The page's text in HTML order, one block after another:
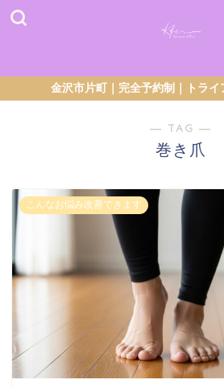
金沢市片町｜完全予約制｜トライ
― TAG ―
巻き爪
こんなお悩み改善できます